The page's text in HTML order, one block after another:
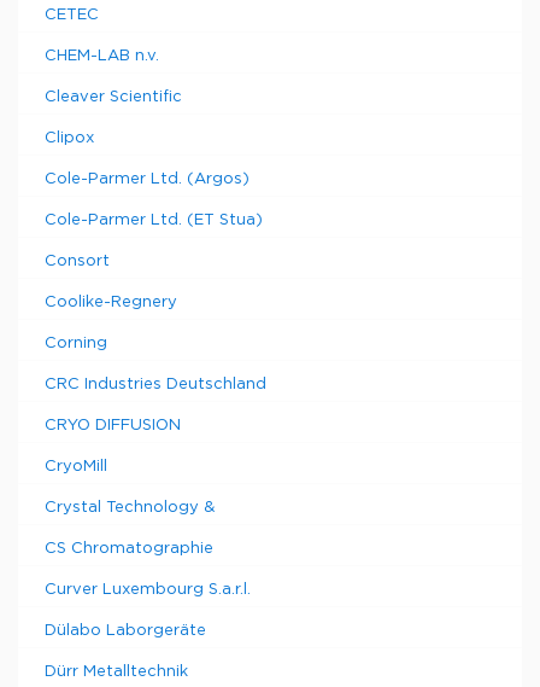
CETEC
CHEM-LAB n.v.
Cleaver Scientific
Clipox
Cole-Parmer Ltd. (Argos)
Cole-Parmer Ltd. (ET Stua)
Consort
Coolike-Regnery
Corning
CRC Industries Deutschland
CRYO DIFFUSION
CryoMill
Crystal Technology &
CS Chromatographie
Curver Luxembourg S.a.r.l.
Dülabo Laborgeräte
Dürr Metalltechnik